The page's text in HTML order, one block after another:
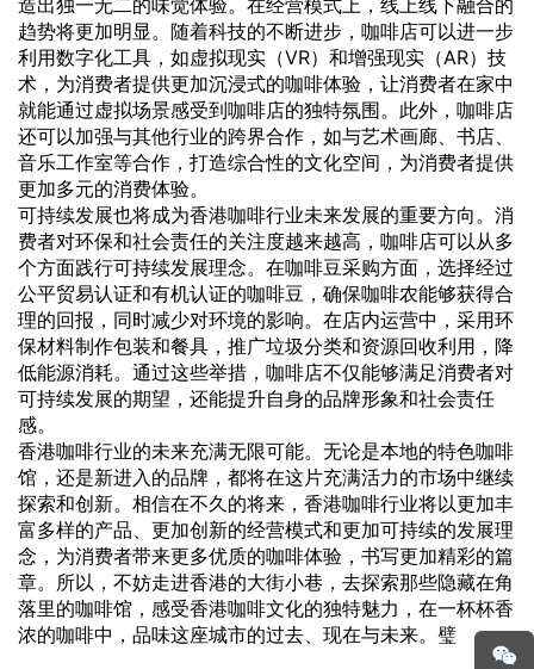
造出独一无二的味觉体验。在经营模式上，线上线下融合的
趋势将更加明显。随着科技的不断进步，咖啡店可以进一步
利用数字化工具，如虚拟现实（VR）和增强现实（AR）技
术，为消费者提供更加沉浸式的咖啡体验，让消费者在家中
就能通过虚拟场景感受到咖啡店的独特氛围。此外，咖啡店
还可以加强与其他行业的跨界合作，如与艺术画廊、书店、
音乐工作室等合作，打造综合性的文化空间，为消费者提供
更加多元的消费体验。
可持续发展也将成为香港咖啡行业未来发展的重要方向。消
费者对环保和社会责任的关注度越来越高，咖啡店可以从多
个方面践行可持续发展理念。在咖啡豆采购方面，选择经过
公平贸易认证和有机认证的咖啡豆，确保咖啡农能够获得合
理的回报，同时减少对环境的影响。在店内运营中，采用环
保材料制作包装和餐具，推广垃圾分类和资源回收利用，降
低能源消耗。通过这些举措，咖啡店不仅能够满足消费者对
可持续发展的期望，还能提升自身的品牌形象和社会责任
感。
香港咖啡行业的未来充满无限可能。无论是本地的特色咖啡
馆，还是新进入的品牌，都将在这片充满活力的市场中继续
探索和创新。相信在不久的将来，香港咖啡行业将以更加丰
富多样的产品、更加创新的经营模式和更加可持续的发展理
念，为消费者带来更多优质的咖啡体验，书写更加精彩的篇
章。所以，不妨走进香港的大街小巷，去探索那些隐藏在角
落里的咖啡馆，感受香港咖啡文化的独特魅力，在一杯杯香
浓的咖啡中，品味这座城市的过去、现在与未来。璧